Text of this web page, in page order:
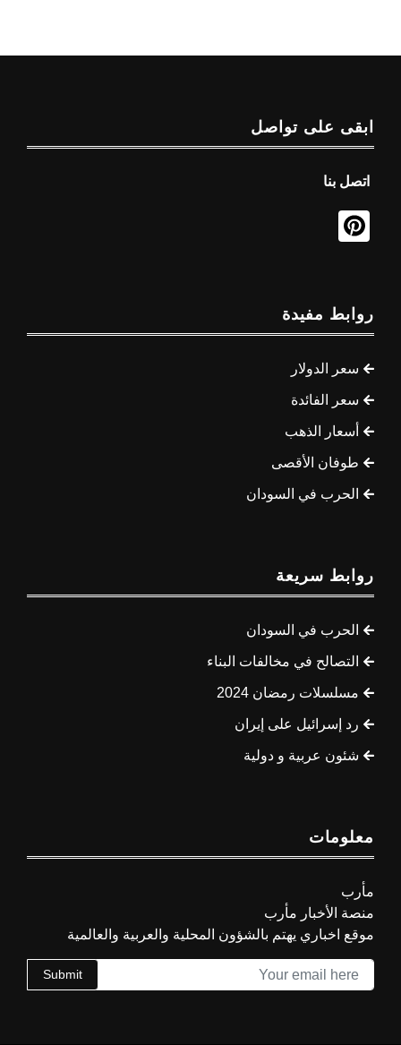
ابقى على تواصل
اتصل بنا
روابط مفيدة
سعر الدولار
سعر الفائدة
أسعار الذهب
طوفان الأقصى
الحرب في السودان
روابط سريعة
الحرب في السودان
التصالح في مخالفات البناء
مسلسلات رمضان 2024
رد إسرائيل على إيران
شئون عربية و دولية
معلومات
مأرب
منصة الأخبار مأرب
موقع اخباري يهتم بالشؤون المحلية والعربية والعالمية
Submit